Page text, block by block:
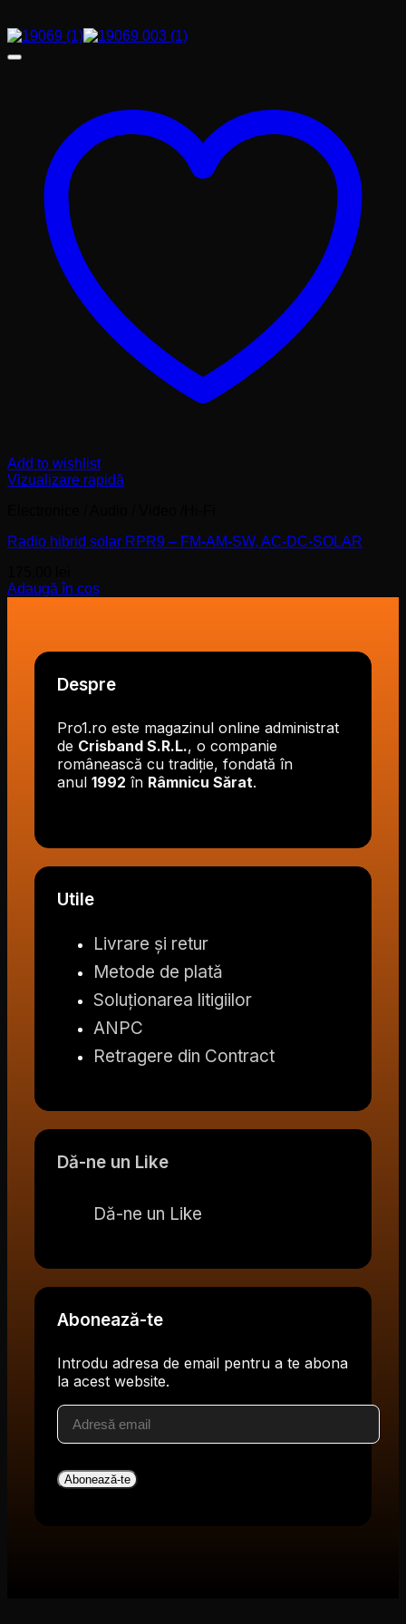
Add to wishlist
Vizualizare rapidă
Radio hibrid solar RPR9 – FM-AM-SW, AC-DC-SOLAR
Adaugă în coș
Despre
Pro1.ro este magazinul online administrat
de Crisband S.R.L., o companie
românească cu tradiție, fondată în
anul 1992 în Râmnicu Sărat.
Utile
Livrare și retur
Metode de plată
Soluționarea litigiilor
ANPC
Retragere din Contract
Dă-ne un Like
Dă-ne un Like
Abonează-te
Introdu adresa de email pentru a te abona
la acest website.
Adresă
email
Abonează-te